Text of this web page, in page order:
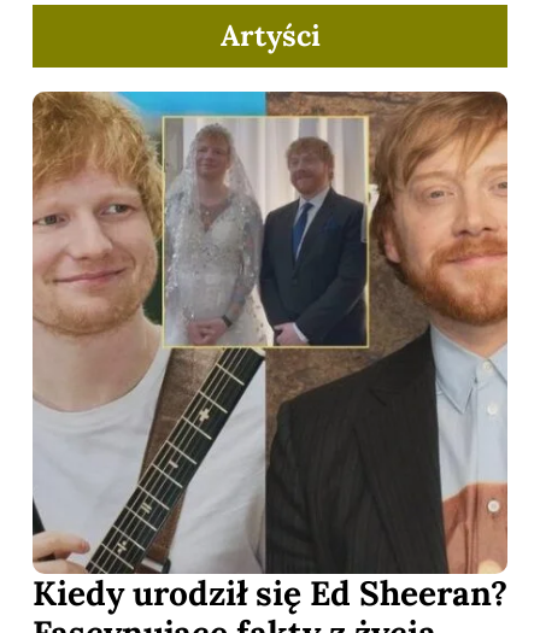
Artyści
Kiedy urodził się Ed Sheeran?